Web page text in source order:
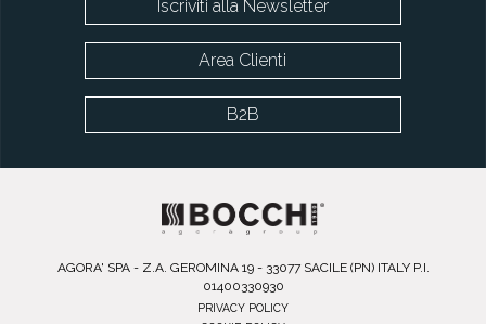
Iscriviti alla Newsletter
Area Clienti
B2B
AGORA' SPA - Z.A. GEROMINA 19 - 33077 SACILE (PN) ITALY P.I.
01400330930
PRIVACY POLICY